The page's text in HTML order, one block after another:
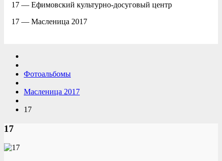
17 — Ефимовский культурно-досуговый центр
17 — Масленица 2017
Фотоальбомы
Масленица 2017
17
17